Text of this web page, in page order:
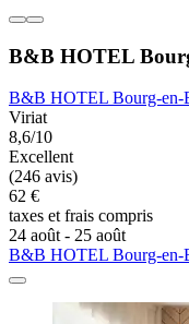
B&B HOTEL
B&B HOTEL Bourg-en-
Viriat
8,6/10
Excellent
(246 avis)
62 €
taxes et frais compris
24 août - 25 août
B&B HOTEL Bourg-en-